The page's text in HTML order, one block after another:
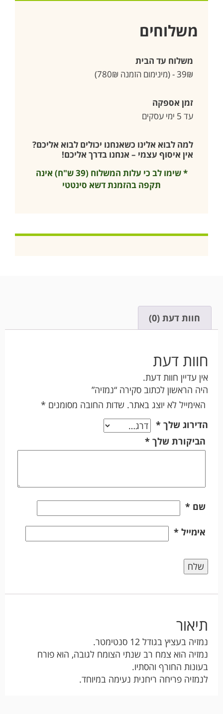
משלוחים
משלוח עד הבית
39₪ - (מינימום הזמנה 780₪)
זמן אספקה
עד 5 ימי עסקים
למה לבוא אלינו כשאנחנו יכולים לבוא אליכם?
אין איסוף עצמי – אנחנו בדרך אליכם!
* שימו לב כי עלות המשלוח (39 ש"ח) אינה
תקפה בהזמנת דשא סינטטי
חוות דעת (0)
חוות דעת
אין עדיין חוות דעת.
היה הראשון לכתוב סקירה “נמזיה”
האימייל לא יוצג באתר. שדות החובה מסומנים *
הדירוג שלך *
הביקורת שלך *
שם *
אימייל *
תיאור
נמזיה בעציץ בגודל 12 סנטימטר.
נמזיה הוא צמח רב שנתי הצומח לגובה, הוא פורח
בעונות החורף והסתיו.
לנמזיה פריחה ריחנית נעימה במיוחד.